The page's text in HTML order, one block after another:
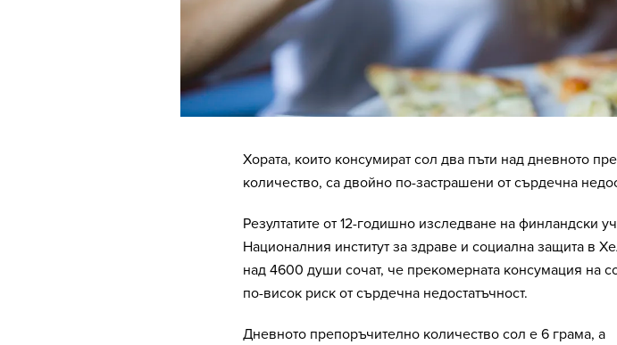
Хората, които консумират сол два пъти над дневното
количество, са двойно по-застрашени от сърдечна
Резултатите от 12-годишно изследване на финландски
Националния институт за здраве и социална защита в
над 4600 души сочат, че прекомерната консумация на
по-висок риск от сърдечна недостатъчност.
Дневното препоръчително количество сол е 6 грама, а